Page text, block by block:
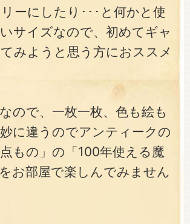
ーにしたり･･･と何かと使
サイズなので、初めてギャ
みようと思う方におススメ
ので、一枚一枚、色も絵も
に違うのでアンティークの
もの」の「100年使える魔
お部屋で楽しんでみません